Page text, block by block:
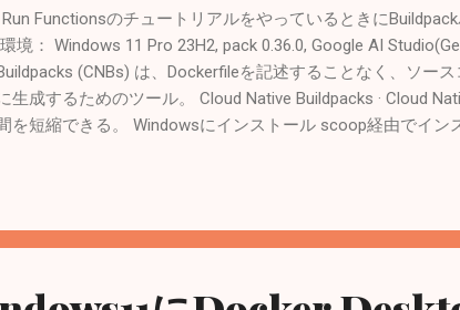
Functionsのチュートリアルをやっているときに
境： Windows 11 Pro 23H2, pack 0.36.0, Google AI
(CNBs) は、Dockerfileを記述することなく、ソー
生成するためのツール。 Cloud Native Buildpacks · Cloud
を短縮できる。 Windowsにインストール scoop経由でイン